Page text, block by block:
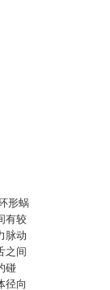
形蜗
有较
脉动
之间
碰
径向